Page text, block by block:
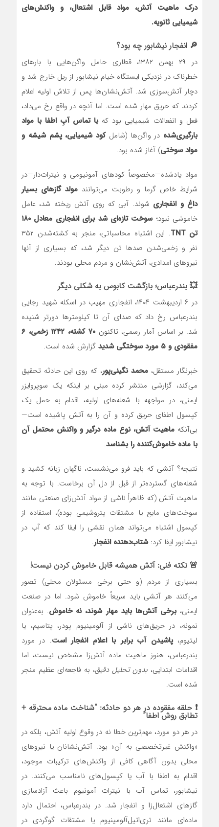
درک ماهیت آتش، مواد قابل اشتعال، و واکنش‌های
شیمیایی ثانویه.
🔎 انفجار نیشابور چه بود؟
در ۲۹ بهمن ۱۳۸۲، قطاری حامل واگن‌هایی با بارهای
خطرناک در نزدیکی ایستگاه خیام نیشابور از ریل خارج شد و
دچار آتش‌سوزی شد. آتش‌نشان‌ها پس از تلاش اولیه اعلام
کردند که حریق مهار شده است. اما آنچه در واقع رخ می‌داد،
فعل و انفعالات شیمیایی بود کهبا تماس آبِ اطفا با مواد
بارگیری‌شده در واگن‌ها (شاملکود شیمیایی، پشم شیشه و
مواد سوختی) آغاز شده بود.
مواد یادشده—مخصوصاً کودهای آمونیومی و نیترات‌دار—در
شرایط خاص گرما و رطوبت می‌توانند مولد گازهای بسیار
داغ و انفجاری شوند. آبی که روی آتش ریخته شد، عامل
خاموشی نبود؛
سوخت تازه‌ای شد برای انفجاری معادل ۱۸۰
تن TNT
. این اشتباه محاسباتی، منجر به کشته‌شدن ۳۵۲
نفر و زخمی‌شدن صدها تن دیگر شد، که بسیاری از آنها
نیروهای امدادی، آتش‌نشان و مردم محلی بودند.
💥 بندرعباس؛ بازگشت کابوس به شکلی دیگر
در ۶ اردیبهشت ۱۴۰۴، انفجاری مهیب در اسکله شهید رجایی
بندرعباس رخ داد که صدای آن تا کیلومترها دورتر شنیده
شد. بر اساس آمار رسمی، تاکنون
۷۰ کشته، ۱۲۴۲ زخمی، ۶
مفقودی و ۵ مورد سوختگی شدید
گزارش شده است.
خبرنگار مستقل، محمد نگینی‌پور، که روی این حادثه تحقیق
می‌کند، گزارشی منتشر کرده مبنی بر اینکه یک سوپروایزر
ایمنی، در مواجهه با شعله‌های اولیه، اقدام به حمل یک
کپسول اطفای حریق کرده و آن را به آتش پاشیده است—
بی‌آنکهماهیت آتش، نوع ماده درگیر و واکنش محتمل آن
با ماده خاموش‌کننده را بشناسد.
نتیجه؟ آتشی که باید فرو می‌نشست، ناگهان زبانه کشید و
شعله‌های گسترده‌تر از قبل از دل آن برخاست. با توجه به
ماهیت آتش (که ظاهراً ناشی از مواد آتش‌زای صنعتی مانند
سوخت‌های مایع یا مشتقات پتروشیمی بوده)، استفاده از
کپسول اشتباه می‌تواند همان نقشی را ایفا کند که آب در
نیشابور ایفا کرد:شتاب‌دهنده انفجار.
🚨 نکته فنی: آتش همیشه قابل خاموش کردن نیست!
بسیاری از مردم (و حتی برخی مسئولان محلی) تصور
می‌کنند هر آتشی باید سریعاً خاموش شود. اما در صنعت
ایمنی،برخی آتش‌ها باید مهار شوند، نه خاموش. به‌عنوان
نمونه، در حریق‌های ناشی از آلومینیوم پودر، پتاسیم، یا
لیتیوم،پاشیدن آب برابر با اعلام انفجار است. در مورد
بندرعباس، هنوز ماهیت ماده آتش‌زا مشخص نیست، اما
اقدامات ابتدایی، بدون تحلیل دقیق، به فاجعه‌ای عظیم منجر
شده است.
❗ حلقه مفقوده در هر دو حادثه: “شناخت ماده محترقه +
تطابق روش اطفا”
در هر دو مورد، مهم‌ترین خطا نه در وقوع اولیه آتش، بلکه در
«واکنش غیرتخصصی به آن» بود. آتش‌نشانان یا نیروهای
محلی بدون آگاهی کافی از واکنش‌های ترکیبات موجود،
اقدام به اطفا با آب یا کپسول‌های نامناسب می‌کنند. در
نیشابور، تماس آب با نیترات آمونیوم باعث آزادسازی
گازهای اشتعال‌زا و انفجار شد. در بندرعباس، احتمال دارد
ماده‌ای مانند تری‌اتیل‌آلومینیوم یا مشتقات گوگردی در